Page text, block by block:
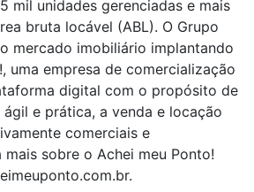
mil unidades gerenciadas e mais
bruta locável (ABL). O Grupo
mercado imobiliário implantando
uma empresa de comercialização
digital com o propósito de
e prática, a venda e locação
comerciais e
mais sobre o Achei meu Ponto!